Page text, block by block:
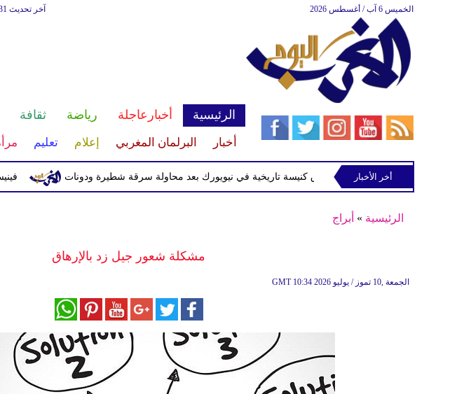
آخر تحديث GMT 01:52:31 الخميس 6 آب / أغسطس 2026
الرئيسية أخبارعاجلة رياضة ثقافة
أخبار البرلمان المغربي إعلام تعليم
فينيسيوس القبض على متهم بإحراق كنيسة تاريخية في نيويورك بعد محاولة سرقة شطيرة ودونات
أخر الأخبار
الرئيسية » أبراج
مشكلة شعور جيل زد بالإرهاق
GMT 10:34 2026 الجمعة ,10 تموز / يوليو